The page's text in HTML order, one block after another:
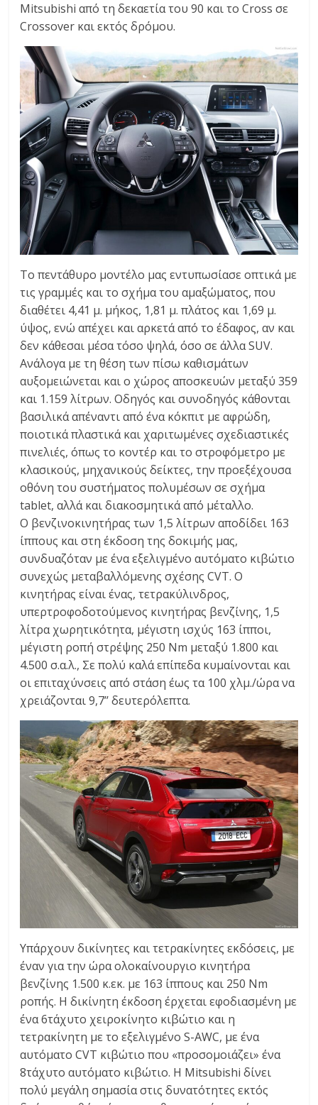
Mitsubishi από τη δεκαετία του 90 και το Cross σε
Crossover και εκτός δρόμου.
Το πεντάθυρο μοντέλο μας εντυπωσίασε οπτικά με
τις γραμμές και το σχήμα του αμαξώματος, που
διαθέτει 4,41 μ. μήκος, 1,81 μ. πλάτος και 1,69 μ.
ύψος, ενώ απέχει και αρκετά από το έδαφος, αν και
δεν κάθεσαι μέσα τόσο ψηλά, όσο σε άλλα SUV.
Ανάλογα με τη θέση των πίσω καθισμάτων
αυξομειώνεται και ο χώρος αποσκευών μεταξύ 359
και 1.159 λίτρων. Οδηγός και συνοδηγός κάθονται
βασιλικά απέναντι από ένα κόκπιτ με αφρώδη,
ποιοτικά πλαστικά και χαριτωμένες σχεδιαστικές
πινελιές, όπως το κοντέρ και το στροφόμετρο με
κλασικούς, μηχανικούς δείκτες, την προεξέχουσα
οθόνη του συστήματος πολυμέσων σε σχήμα
tablet, αλλά και διακοσμητικά από μέταλλο.
Ο βενζινοκινητήρας των 1,5 λίτρων αποδίδει 163
ίππους και στη έκδοση της δοκιμής μας,
συνδυαζόταν με ένα εξελιγμένο αυτόματο κιβώτιο
συνεχώς μεταβαλλόμενης σχέσης CVT. Ο
κινητήρας είναι ένας, τετρακύλινδρος,
υπερτροφοδοτούμενος κινητήρας βενζίνης, 1,5
λίτρα χωρητικότητα, μέγιστη ισχύς 163 ίπποι,
μέγιστη ροπή στρέψης 250 Nm μεταξύ 1.800 και
4.500 σ.α.λ., Σε πολύ καλά επίπεδα κυμαίνονται και
οι επιταχύνσεις από στάση έως τα 100 χλμ./ώρα να
χρειάζονται 9,7’’ δευτερόλεπτα.
Υπάρχουν δικίνητες και τετρακίνητες εκδόσεις, με
έναν για την ώρα ολοκαίνουργιο κινητήρα
βενζίνης 1.500 κ.εκ. με 163 ίππους και 250 Nm
ροπής. Η δικίνητη έκδοση έρχεται εφοδιασμένη με
ένα 6τάχυτο χειροκίνητο κιβώτιο και η
τετρακίνητη με το εξελιγμένο S-AWC, με ένα
αυτόματο CVT κιβώτιο που «προσομοιάζει» ένα
8τάχυτο αυτόματο κιβώτιο. Η Mitsubishi δίνει
πολύ μεγάλη σημασία στις δυνατότητες εκτός